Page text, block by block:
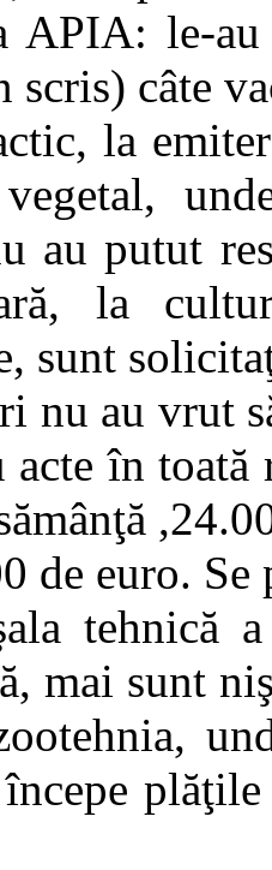
APIA: le-
scris) câte
la
au putut
la
sunt
nu au vrut
acte în toată
de euro. Se
tehnică
mai sunt